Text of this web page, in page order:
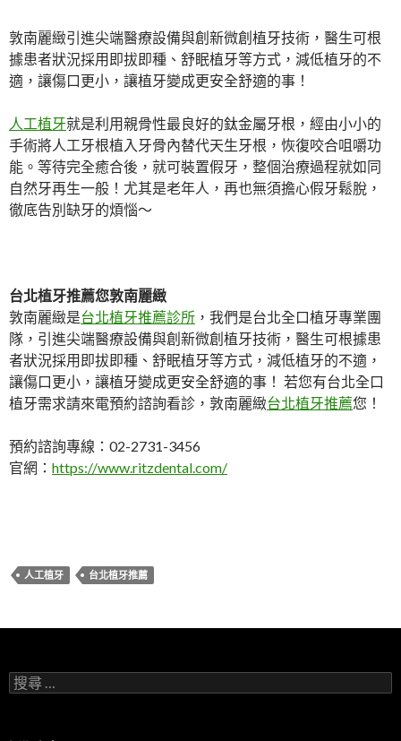
敦南麗緻引進尖端醫療設備與創新微創植牙技術，醫生可根
據患者狀況採用即拔即種、舒眠植牙等方式，減低植牙的不
適，讓傷口更小，讓植牙變成更安全舒適的事！
人工植牙就是利用親骨性最良好的鈦金屬牙根，經由小小的
手術將人工牙根植入牙骨內替代天生牙根，恢復咬合咀嚼功
能。等待完全癒合後，就可裝置假牙，整個治療過程就如同
自然牙再生一般！尤其是老年人，再也無須擔心假牙鬆脫，
徹底告別缺牙的煩惱～
台北植牙推薦您敦南麗緻
敦南麗緻是台北植牙推薦診所 ，我們是台北全口植牙專業團
隊，引進尖端醫療設備與創新微創植牙技術，醫生可根據患
者狀況採用即拔即種、舒眠植牙等方式，減低植牙的不適，
讓傷口更小，讓植牙變成更安全舒適的事！ 若您有台北全口
植牙需求請來電預約諮詢看診，敦南麗緻台北植牙推薦您！
預約諮詢專線：02-2731-3456
官網： https://www.ritzdental.com/
人工植牙 台北植牙推薦
搜
尋